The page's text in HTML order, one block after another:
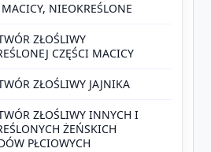
NIEOKREŚLONE
ZŁOŚLIWY
CZĘŚCI MACICY
ZŁOŚLIWY JAJNIKA
ZŁOŚLIWY INNYCH I
ŻEŃSKICH
PŁCIOWYCH